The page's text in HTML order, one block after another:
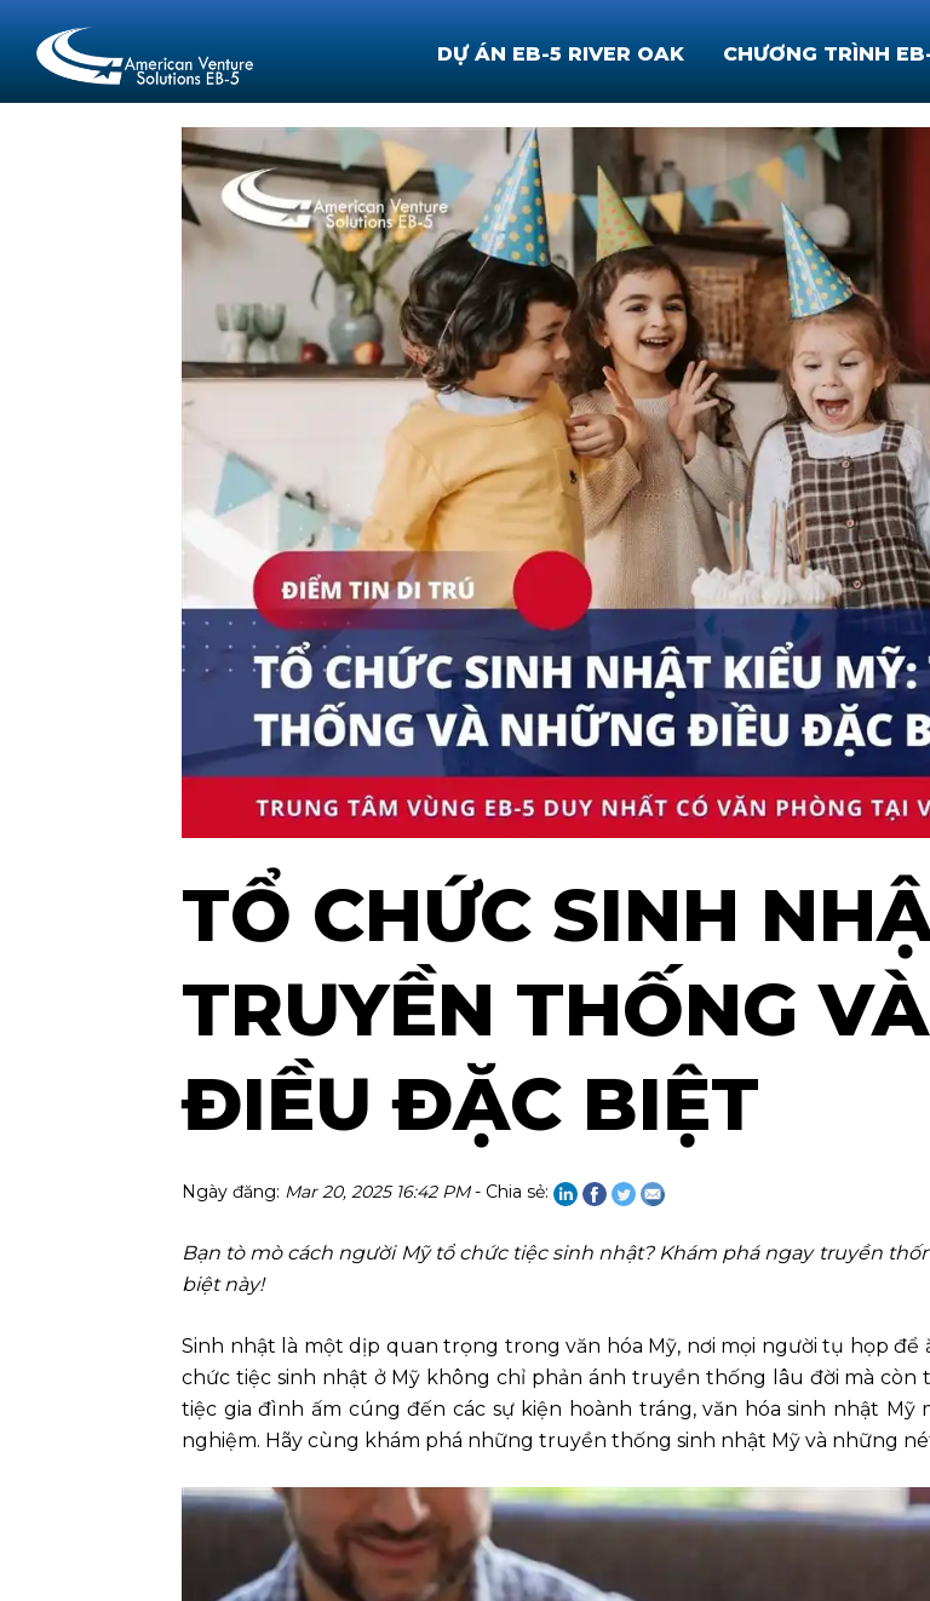
DỰ ÁN EB-5 RIVER OAK CHƯƠNG TRÌNH
TỔ CHỨC SINH
TRUYỀN THỐNG
ĐIỀU ĐẶC BIỆT
Ngày đăng: Mar 20, 2025 16:42 PM- Chia sẻ:
Bạn tò mò cách người Mỹ tổ chức tiệc sinh nhật? Khám phá ngay truyền
biệt này!
Sinh nhật là một dịp quan trọng trong văn hóa Mỹ, nơi mọi người tụ họp để
chức tiệc sinh nhật ở Mỹ không chỉ phản ánh truyền thống lâu đời mà
tiệc gia đình ấm cúng đến các sự kiện hoành tráng, văn hóa sinh nhật
nghiệm. Hãy cùng khám phá những truyền thống sinh nhật Mỹ và những